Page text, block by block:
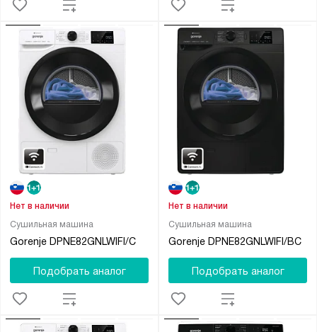
Сушильная машина
Gorenje DPNE82GNLWIFI/C
Нет в наличии
Подобрать аналог
Сушильная машина
Gorenje DPNE82GNLWIFI/BC
Нет в наличии
Подобрать аналог